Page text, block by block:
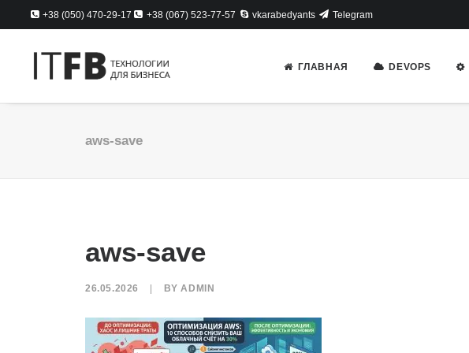
+38 (050) 470-29-17 +38 (067) 523-77-57 vkarabedyants Telegram
ГЛАВНАЯ DEVOPS
aws-save
aws-save
26.05.2026 BYADMIN